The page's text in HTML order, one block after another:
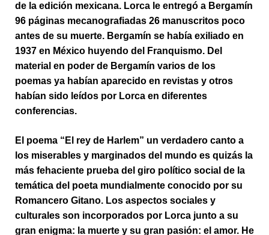
de la edición mexicana. Lorca le entregó a Bergamín
96 páginas mecanografiadas 26 manuscritos poco
antes de su muerte. Bergamín se había exiliado en
1937 en México huyendo del Franquismo. Del
material en poder de Bergamín varios de los
poemas ya habían aparecido en revistas y otros
habían sido leídos por Lorca en diferentes
conferencias.
El poema “El rey de Harlem” un verdadero canto a
los miserables y marginados del mundo es quizás la
más fehaciente prueba del giro político social de la
temática del poeta mundialmente conocido por su
Romancero Gitano. Los aspectos sociales y
culturales son incorporados por Lorca junto a su
gran enigma: la muerte y su gran pasión: el amor. He